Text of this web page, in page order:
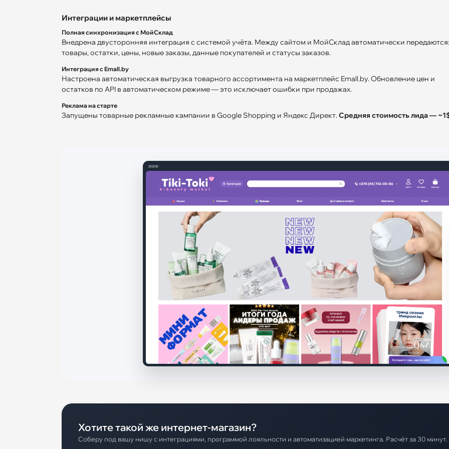
Интеграции и маркетплейсы
Полная синхронизация с МойСклад
Внедрена двусторонняя интеграция с системой учёта. Между сайтом и МойСклад автоматически передаются:
товары, остатки, цены, новые заказы, данные покупателей и статусы заказов.
Интеграция с Emall.by
Настроена автоматическая выгрузка товарного ассортимента на маркетплейс Emall.by. Обновление цен и
остатков по API в автоматическом режиме — это исключает ошибки при продажах.
Реклама на старте
Запущены товарные рекламные кампании в Google Shopping и Яндекс Директ.Средняя стоимость лида —
Хотите такой же интернет-магазин?
Соберу под вашу нишу с интеграциями, программой лояльности и автоматизацией маркетинга. Расчёт за 30 минут.